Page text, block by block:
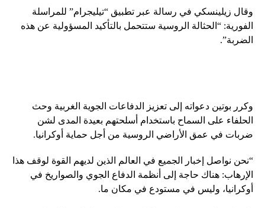
وقال زيلينسكي في رسالة عبر تطبيق “تيليجرام” للمراسلة
الفورية: “الحثالة الروسية ستتحمل بالتأكيد المسؤولية عن هذه
الضربة”.
وكرر بوتين دعواته إلى تعزيز الدفاعات الجوية الغربية وحث
الحلفاء على السماح باستخدام أسلحتهم بعيدة المدى لشن
ضربات في عمق الأراضي الروسية من أجل حماية أوكرانيا.
“نحن نواصل إخبار الجميع في العالم الذين لديهم القوة لوقف هذا
الإرهاب: هناك حاجة إلى أنظمة الدفاع الجوي والصواريخ في
أوكرانيا، وليس في مستودع في مكان ما.